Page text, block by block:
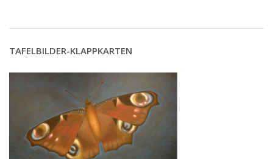
TAFELBILDER-KLAPPKARTEN